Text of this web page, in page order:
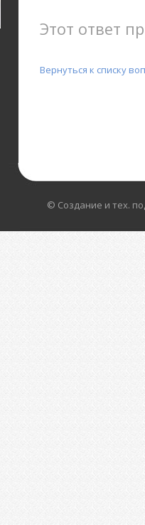
Этот ответ
Вернуться к списку
© Создание и тех.